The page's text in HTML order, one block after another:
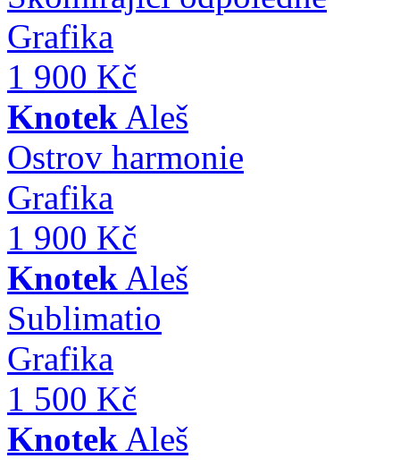
Grafika
1 900 Kč
Knotek Aleš
Ostrov harmonie
Grafika
1 900 Kč
Knotek Aleš
Sublimatio
Grafika
1 500 Kč
Knotek Aleš